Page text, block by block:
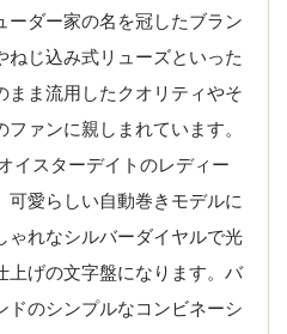
ーダー家の名を冠したブラン
ねじ込み式リューズといった
まま流用したクオリティやそ
ァンに親しまれています。
イスターデイトのレディー
可愛らしい自動巻きモデルに
ゃれなシルバーダイヤルで光
上げの文字盤になります。バ
ドのシンプルなコンビネーシ